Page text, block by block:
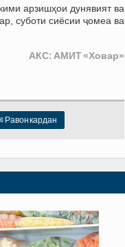
арзишҳои дунявият ва
суботи сиёсии ҷомеа ва
АКС: АМИТ «Ховар»
Равон кардан